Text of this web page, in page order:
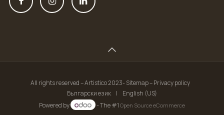
All rights reserved – Artistico 2023- Sitemap – Privacy policy
Български език
|
English (US)
Powered by
- The #1Open Source eCommerce